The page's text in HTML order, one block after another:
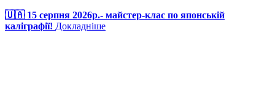
🇺🇦 15 серпня 2026р.- майстер-клас по японській
каліграфії! Докладніше